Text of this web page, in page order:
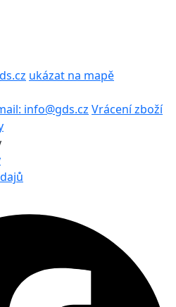
ukázat na mapě
info@gds.cz Vrácení zboží